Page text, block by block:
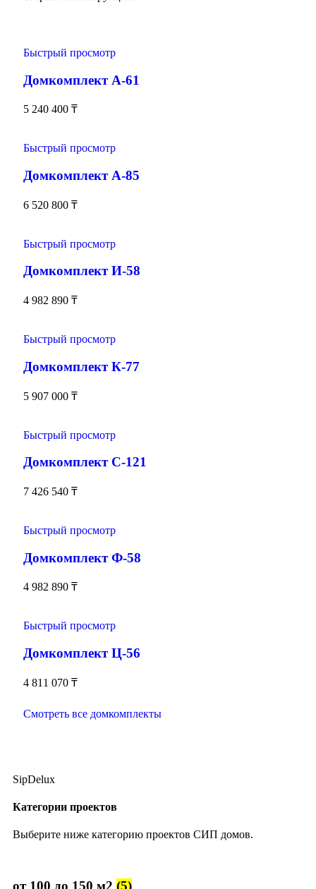
Быстрый просмотр
Домкомплект А-61
5 240 400 ₸
Быстрый просмотр
Домкомплект А-85
6 520 800 ₸
Быстрый просмотр
Домкомплект И-58
4 982 890 ₸
Быстрый просмотр
Домкомплект К-77
5 907 000 ₸
Быстрый просмотр
Домкомплект С-121
7 426 540 ₸
Быстрый просмотр
Домкомплект Ф-58
4 982 890 ₸
Быстрый просмотр
Домкомплект Ц-56
4 811 070 ₸
Смотреть все домкомплекты
SipDelux
Категории проектов
Выберите ниже категорию проектов СИП домов.
от 100 до 150 м2 (5)